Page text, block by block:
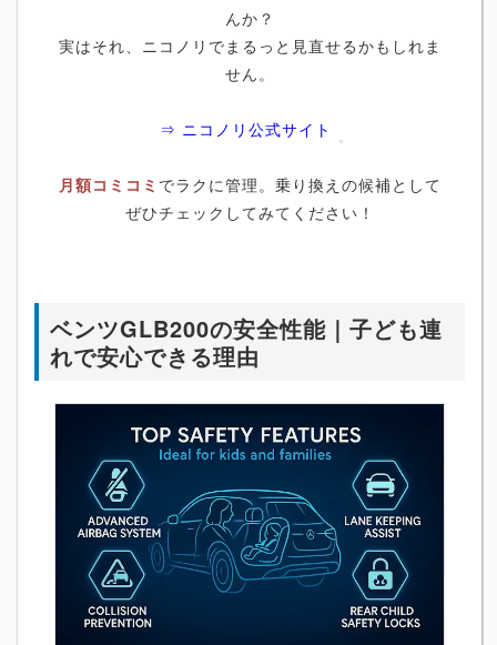
んか？
実はそれ、ニコノリでまるっと見直せるかもしれま
せん。
⇒ ニコノリ公式サイト
月額コミコミ でラクに管理。乗り換えの候補として
ぜひチェックしてみてください！
ベンツGLB200の安全性能｜子ども連
れで安心できる理由